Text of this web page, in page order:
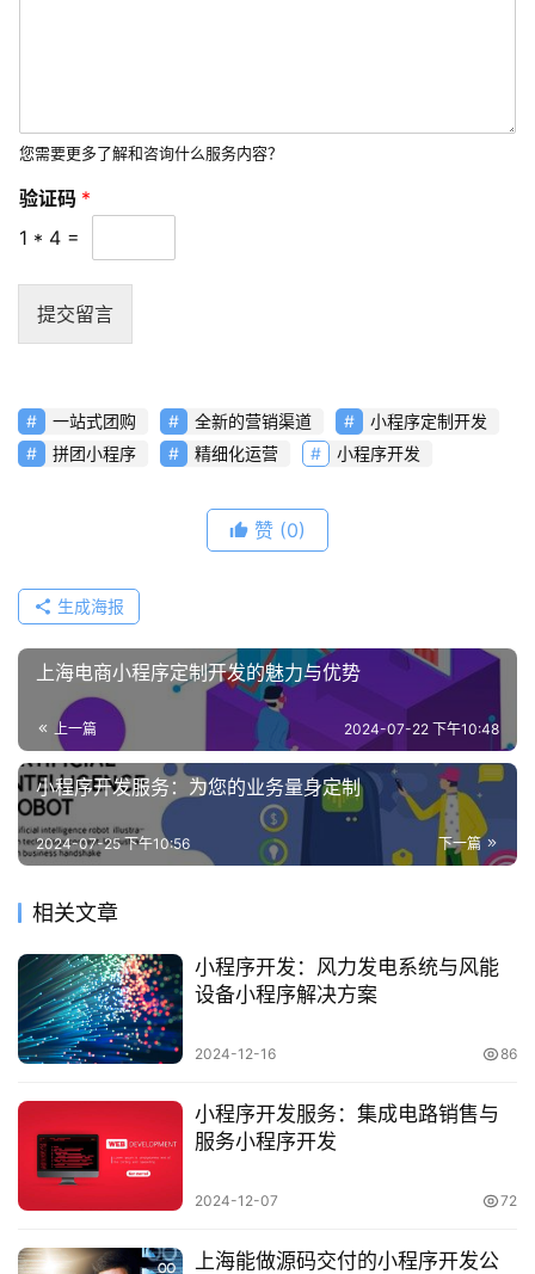
题
联
络
您需要更多了解和咨询什么服务内容？
验证码 *
1 * 4 =
提交留言
一站式团购 全新的营销渠道
小程序定制开发
拼团小程序
精细化运营 小程序开发
赞 (0)
生成海报
上海电商小程序定制开发的魅力与优势
上一篇 2024-07-22 下午10:48
小程序开发服务：为您的业务量身定制
下一篇
2024-07-25 下午10:56
相关文章
小程序开发：风力发电系统与风能
设备小程序解决方案
2024-12-16 86
小程序开发服务：集成电路销售与
服务小程序开发
2024-12-07 72
上海能做源码交付的小程序开发公